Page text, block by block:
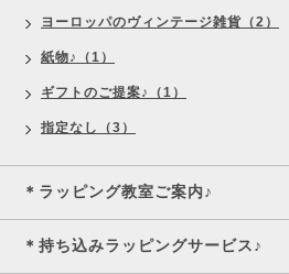
ヨーロッパのヴィンテージ雑貨（2）
紙物♪（1）
ギフトのご提案♪（1）
指定なし（3）
＊ラッピング教室ご案内♪
＊持ち込みラッピングサービス♪